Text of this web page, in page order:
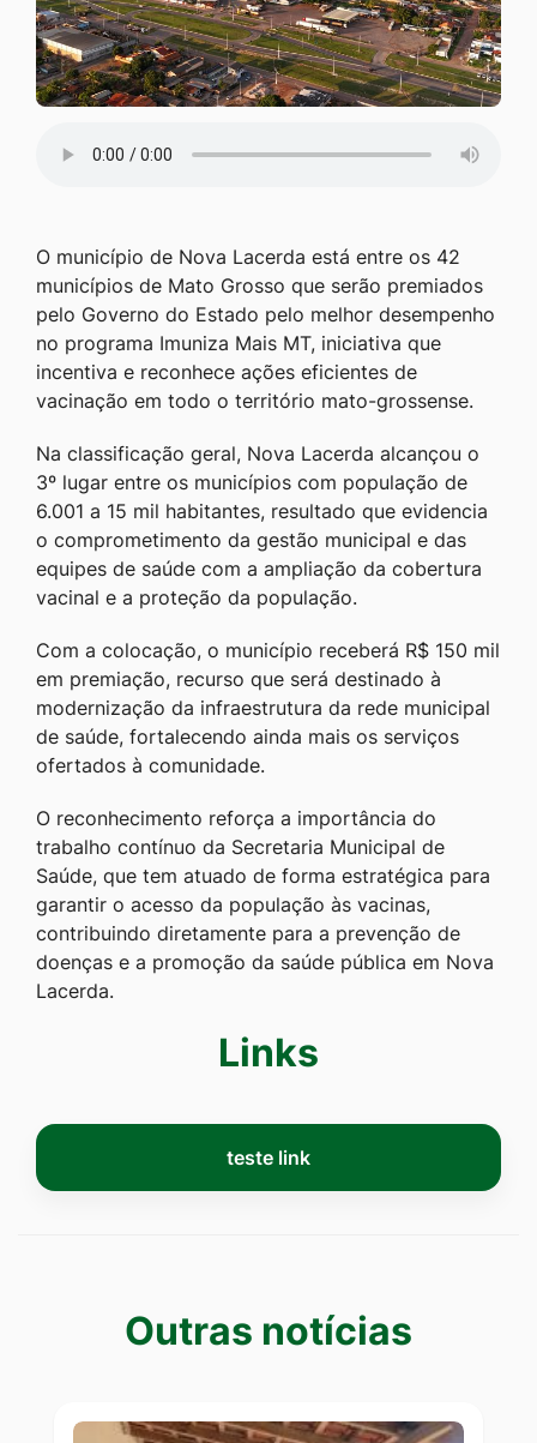
O município de Nova Lacerda está entre os 42
municípios de Mato Grosso que serão premiados
pelo Governo do Estado pelo melhor desempenho
no programa Imuniza Mais MT, iniciativa que
incentiva e reconhece ações eficientes de
vacinação em todo o território mato-grossense.
Na classificação geral, Nova Lacerda alcançou o
3º lugar entre os municípios com população de
6.001 a 15 mil habitantes, resultado que evidencia
o comprometimento da gestão municipal e das
equipes de saúde com a ampliação da cobertura
vacinal e a proteção da população.
Com a colocação, o município receberá R$ 150 mil
em premiação, recurso que será destinado à
modernização da infraestrutura da rede municipal
de saúde, fortalecendo ainda mais os serviços
ofertados à comunidade.
O reconhecimento reforça a importância do
trabalho contínuo da Secretaria Municipal de
Saúde, que tem atuado de forma estratégica para
garantir o acesso da população às vacinas,
contribuindo diretamente para a prevenção de
doenças e a promoção da saúde pública em Nova
Lacerda.
Links
teste link
Outras notícias
Outras notícias